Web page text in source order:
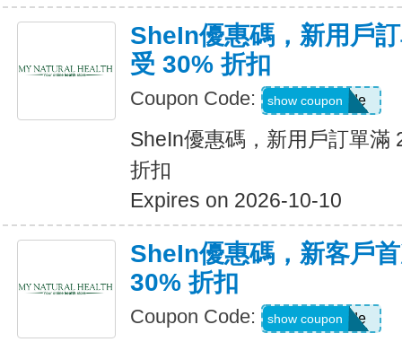
SheIn優惠碼，新用戶
受 30% 折扣
Coupon Code: Show Code
show coupon
SheIn優惠碼，新用戶訂單滿
折扣
Expires on 2026-10-10
SheIn優惠碼，新客戶
30% 折扣
Coupon Code: Show Code
show coupon